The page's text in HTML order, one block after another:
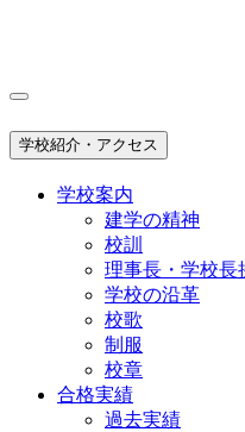
学校紹介・アクセス
学校案内
建学の精神
校訓
理事長・学校長
学校の沿革
校歌
制服
校章
合格実績
過去実績